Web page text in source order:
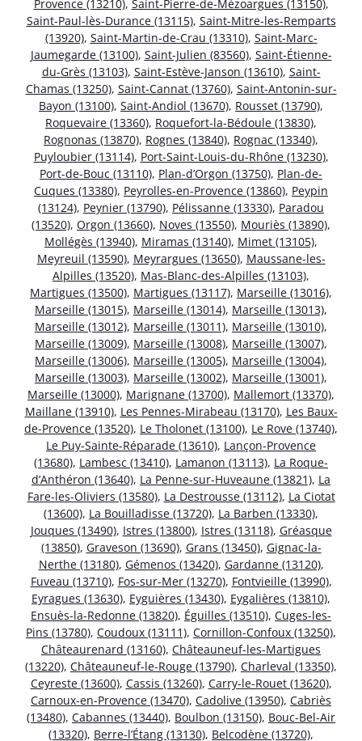
Provence (13210), Saint-Pierre-de-Mézoargues (13150),
Saint-Paul-lès-Durance (13115), Saint-Mitre-les-Remparts
(13920), Saint-Martin-de-Crau (13310), Saint-Marc-
Jaumegarde (13100), Saint-Julien (83560), Saint-Étienne-
du-Grès (13103), Saint-Estève-Janson (13610), Saint-
Chamas (13250), Saint-Cannat (13760), Saint-Antonin-sur-
Bayon (13100), Saint-Andiol (13670), Rousset (13790),
Roquevaire (13360), Roquefort-la-Bédoule (13830),
Rognonas (13870), Rognes (13840), Rognac (13340),
Puyloubier (13114), Port-Saint-Louis-du-Rhône (13230),
Port-de-Bouc (13110), Plan-d’Orgon (13750), Plan-de-
Cuques (13380), Peyrolles-en-Provence (13860), Peypin
(13124), Peynier (13790), Pélissanne (13330), Paradou
(13520), Orgon (13660), Noves (13550), Mouriès (13890),
Mollégès (13940), Miramas (13140), Mimet (13105),
Meyreuil (13590), Meyrargues (13650), Maussane-les-
Alpilles (13520), Mas-Blanc-des-Alpilles (13103),
Martigues (13500), Martigues (13117), Marseille (13016),
Marseille (13015), Marseille (13014), Marseille (13013),
Marseille (13012), Marseille (13011), Marseille (13010),
Marseille (13009), Marseille (13008), Marseille (13007),
Marseille (13006), Marseille (13005), Marseille (13004),
Marseille (13003), Marseille (13002), Marseille (13001),
Marseille (13000), Marignane (13700), Mallemort (13370),
Maillane (13910), Les Pennes-Mirabeau (13170), Les Baux-
de-Provence (13520), Le Tholonet (13100), Le Rove (13740),
Le Puy-Sainte-Réparade (13610), Lançon-Provence
(13680), Lambesc (13410), Lamanon (13113), La Roque-
d’Anthéron (13640), La Penne-sur-Huveaune (13821), La
Fare-les-Oliviers (13580), La Destrousse (13112), La Ciotat
(13600), La Bouilladisse (13720), La Barben (13330),
Jouques (13490), Istres (13800), Istres (13118), Gréasque
(13850), Graveson (13690), Grans (13450), Gignac-la-
Nerthe (13180), Gémenos (13420), Gardanne (13120),
Fuveau (13710), Fos-sur-Mer (13270), Fontvieille (13990),
Eyragues (13630), Eyguières (13430), Eygalières (13810),
Ensuès-la-Redonne (13820), Éguilles (13510), Cuges-les-
Pins (13780), Coudoux (13111), Cornillon-Confoux (13250),
Châteaurenard (13160), Châteauneuf-les-Martigues
(13220), Châteauneuf-le-Rouge (13790), Charleval (13350),
Ceyreste (13600), Cassis (13260), Carry-le-Rouet (13620),
Carnoux-en-Provence (13470), Cadolive (13950), Cabriès
(13480), Cabannes (13440), Boulbon (13150), Bouc-Bel-Air
(13320), Berre-l’Étang (13130), Belcodène (13720),